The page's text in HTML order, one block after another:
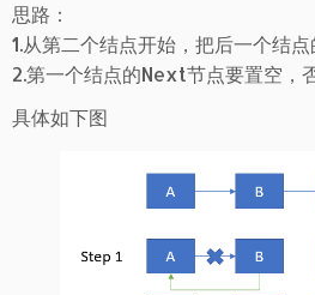
思路：
1.从第二个结点开始，把后一个结
2.第一个结点的Next节点要置空，
具体如下图